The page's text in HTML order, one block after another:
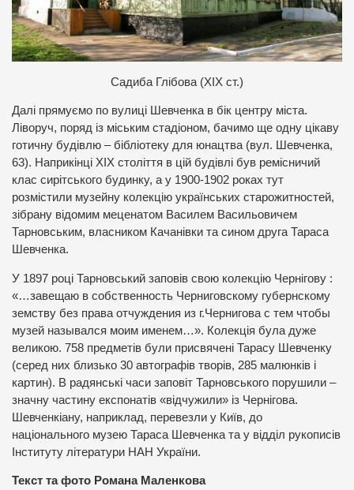
Садиба Глібова (ХІХ ст.)
Далі прямуємо по вулиці Шевченка в бік центру міста.
Ліворуч, поряд із міським стадіоном, бачимо ще одну цікаву
готичну будівлю – бібліотеку для юнацтва (вул. Шевченка,
63). Наприкінці ХІХ століття в цій будівлі був ремісничий
клас сирітського будинку, а у 1900-1902 роках тут
розмістили музейну колекцію українських старожитностей,
зібрану відомим меценатом Василем Васильовичем
Тарновським, власником Качанівки та сином друга Тараса
Шевченка.
У 1897 році Тарновський заповів свою колекцію Чернігову :
«…завещаю в собственность Черниговскому губернскому
земству без права отчуждения из г.Чернигова с тем чтобы
музей назывался моим именем…». Колекція була дуже
великою. 758 предметів були присвячені Тарасу Шевченку
(серед них близько 30 автографів творів, 285 малюнків і
картин). В радянські часи заповіт Тарновського порушили –
значну частину експонатів «відчужили» із Чернігова.
Шевченкіану, наприклад, перевезли у Київ, до
національного музею Тараса Шевченка та у відділ рукописів
Інституту літератури НАН України.
Текст та фото Романа Маленкова